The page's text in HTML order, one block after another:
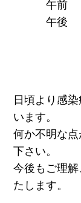
午前 ９：
午後 １３
日頃より感
います。
何か不明な
下さい。
今後もご理
たします。